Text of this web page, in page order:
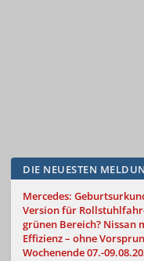
DIE NEUESTEN
Mercedes:
Version für
grünen Bereich? Nissan
Effizienz – ohne
Wochenende 07.-